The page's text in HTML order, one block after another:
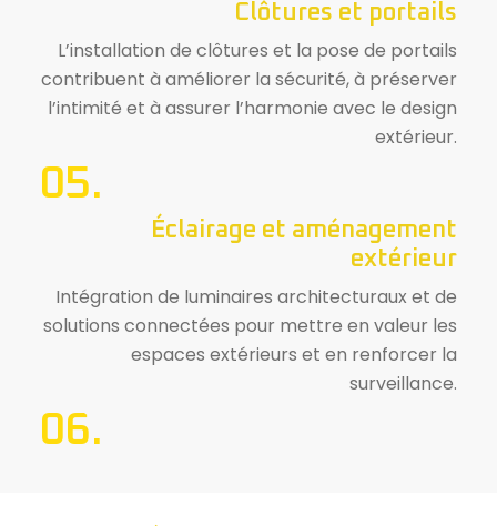
Clôtures et portails
L’installation de clôtures et la pose de portails
contribuent à améliorer la sécurité, à préserver
l’intimité et à assurer l’harmonie avec le design
extérieur.
05.
Éclairage et aménagement
extérieur
Intégration de luminaires architecturaux et de
solutions connectées pour mettre en valeur les
espaces extérieurs et en renforcer la
surveillance.
06.